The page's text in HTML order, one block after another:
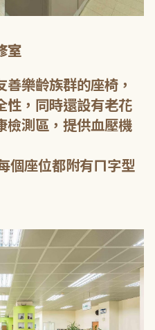
室
善樂齡族群的座椅，
性，同時還設有老花
檢測區，提供血壓機
個座位都附有ㄇ字型